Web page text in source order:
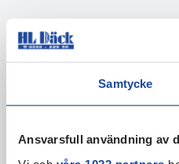
Samtycke
Ansvarsfull användning av